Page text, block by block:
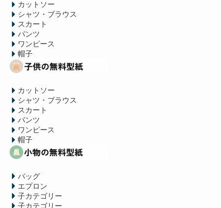
カットソー
シャツ・ブラウス
スカート
パンツ
ワンピース
帽子
カットソー
シャツ・ブラウス
スカート
パンツ
ワンピース
帽子
バッグ
エプロン
子カテゴリー
子カテゴリー